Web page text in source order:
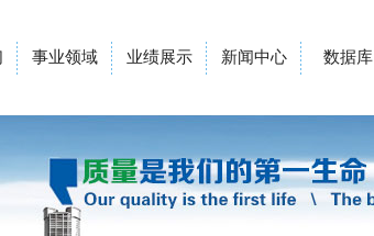
事业领域 业绩展示 新闻中心 数据库